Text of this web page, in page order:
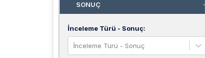
SONUÇ
İnceleme Türü - Sonuç:
İnceleme Türü - Sonuç